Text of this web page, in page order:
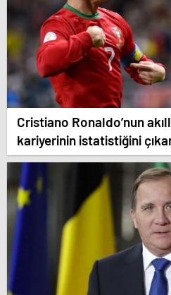
Cristiano Ronaldo’nun
kariyerinin istatistiğini